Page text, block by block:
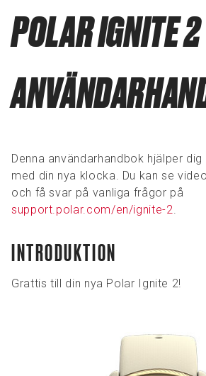
POLAR IGNITE 2
Denna användarhandbok hjälper
med din nya klocka. Du kan se
och få svar på vanliga frågor på
support.polar.com/en/ignite-2.
INTRODUKTION
Grattis till din nya Polar Ignite 2!